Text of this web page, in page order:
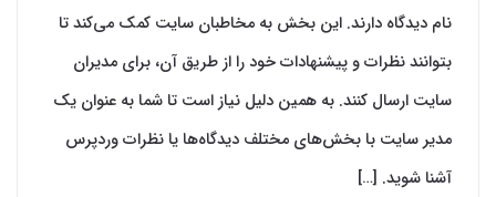
نام دیدگاه دارند. این بخش به مخاطبان سایت کمک می‌‌کند تا
بتوانند نظرات و پیشنهادات خود را از طریق آن، برای مدیران
سایت ارسال کنند. به همین دلیل نیاز است تا شما به عنوان یک
مدیر سایت با بخش‌‌های مختلف دیدگاه‌‌ها یا نظرات وردپرس
آشنا شوید. […]